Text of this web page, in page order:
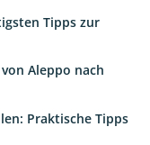
Tipps zur
Aleppo nach
Praktische Tipps